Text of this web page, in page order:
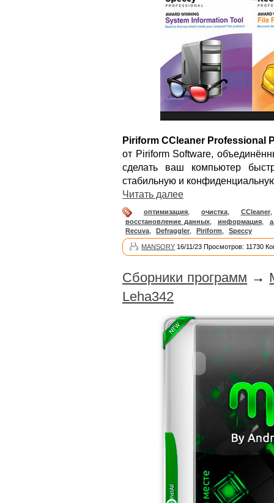
Piriform CCleaner Professional
от Piriform Software,
сделать ваш компьютер
стабильную и
Читать далее
оптимизация, очистка, CCleaner
восстановление данных, информация,
Recuva
Defraggler Piriform Speccy
MANSORY 16/11/23 Просмотров: 11730
Сборники программ →
Leha342